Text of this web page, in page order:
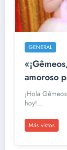
GENERAL
amoroso
¡Hola
hoy!...
Más vistos